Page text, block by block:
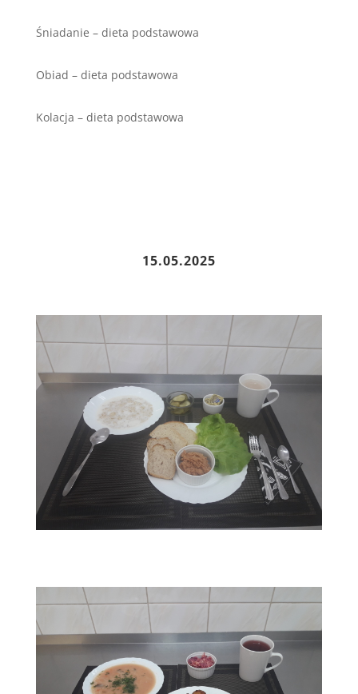
Śniadanie – dieta podstawowa
Obiad – dieta podstawowa
Kolacja – dieta podstawowa
15.05.2025